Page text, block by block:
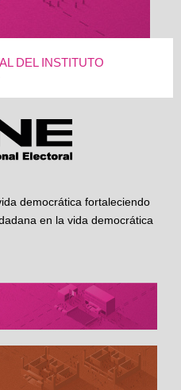
DEL INSTITUTO
democrática fortaleciendo
en la vida democrática